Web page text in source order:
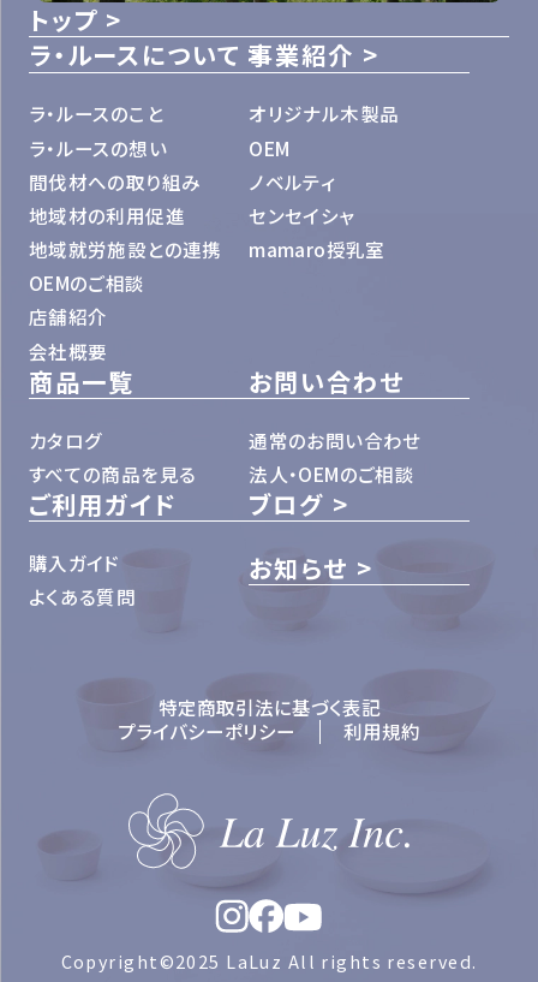
トップ
ラ・ルースについて
ラ・ルースのこと
ラ・ルースの想い
間伐材への取り組み
地域材の利用促進
地域就労施設との連携
OEMのご相談
店舗紹介
会社概要
事業紹介
オリジナル木製品
OEM
ノベルティ
センセイシャ
mamaro授乳室
商品一覧
カタログ
すべての商品を見る
お問い合わせ
通常のお問い合わせ
法人・OEMのご相談
ご利用ガイド
購入ガイド
よくある質問
ブログ
お知らせ
特定商取引法に基づく表記
プライバシーポリシー
利用規約
Copyright©2025 LaLuz All rights reserved.